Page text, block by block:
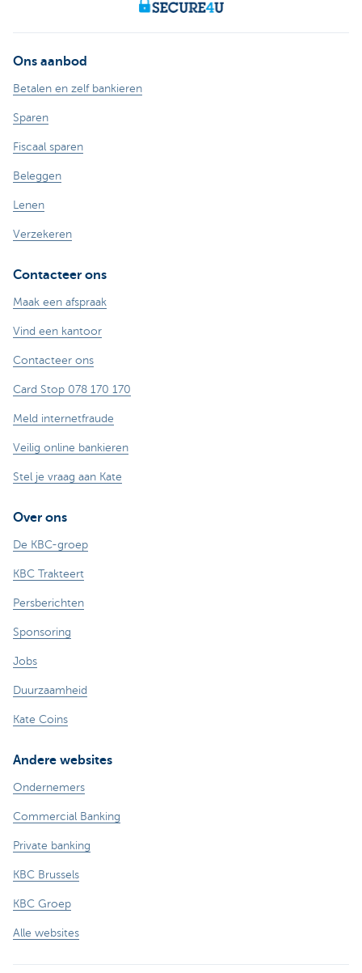
Ons aanbod
Betalen en zelf bankieren
Sparen
Fiscaal sparen
Beleggen
Lenen
Verzekeren
Contacteer ons
Maak een afspraak
Vind een kantoor
Contacteer ons
Card Stop 078 170 170
Meld internetfraude
Veilig online bankieren
Stel je vraag aan Kate
Over ons
De KBC-groep
KBC Trakteert
Persberichten
Sponsoring
Jobs
Duurzaamheid
Kate Coins
Andere websites
Ondernemers
Commercial Banking
Private banking
KBC Brussels
KBC Groep
Alle websites